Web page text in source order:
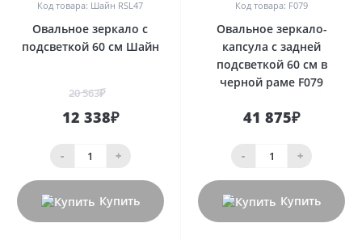
Код товара: Шайн RSL47
Овальное зеркало с
подсветкой 60 см Шайн
20 563₽
12 338₽
- +
Купить
Код товара: F079
Овальное зеркало-
капсула с задней
подсветкой 60 см в
черной раме F079
41 875₽
- +
Купить